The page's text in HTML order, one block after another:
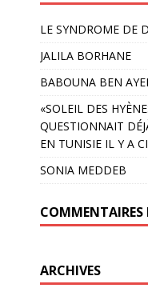
LE SYNDROME DE
JALILA BORHANE
BABOUNA BEN
«SOLEIL DES
QUESTIONNAIT
EN TUNISIE IL Y A
SONIA MEDDEB
COMMENTAIRES
ARCHIVES